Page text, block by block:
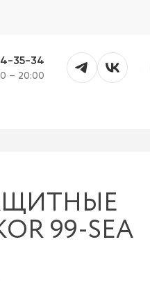
35-34
– 20:00
99-SEA